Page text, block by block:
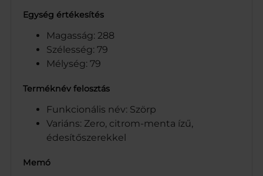
Egység értékesítés
Magasság: 288
Szélesség: 79
Mélység: 79
Terméknév felosztás
Funkcionális név: Szörp
Variáns: Zero, citrom-menta ízű,
édesítőszerekkel
Memó